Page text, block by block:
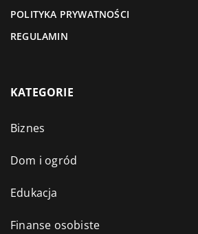
POLITYKA PRYWATNOŚCI
REGULAMIN
KATEGORIE
Biznes
Dom i ogród
Edukacja
Finanse osobiste